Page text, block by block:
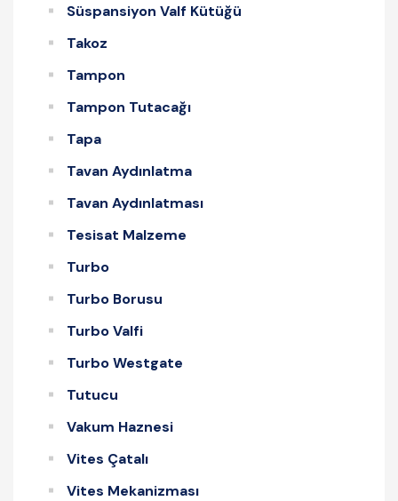
Süspansiyon Valf Kütüğü
Takoz
Tampon
Tampon Tutacağı
Tapa
Tavan Aydınlatma
Tavan Aydınlatması
Tesisat Malzeme
Turbo
Turbo Borusu
Turbo Valfi
Turbo Westgate
Tutucu
Vakum Haznesi
Vites Çatalı
Vites Mekanizması